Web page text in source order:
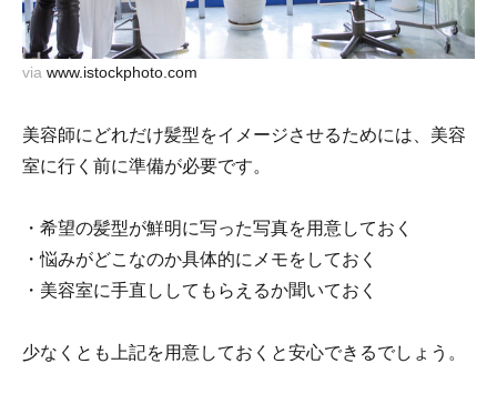
via www.istockphoto.com
美容師にどれだけ髪型をイメージさせるためには、美容
室に行く前に準備が必要です。
・希望の髪型が鮮明に写った写真を用意しておく
・悩みがどこなのか具体的にメモをしておく
・美容室に手直ししてもらえるか聞いておく
少なくとも上記を用意しておくと安心できるでしょう。